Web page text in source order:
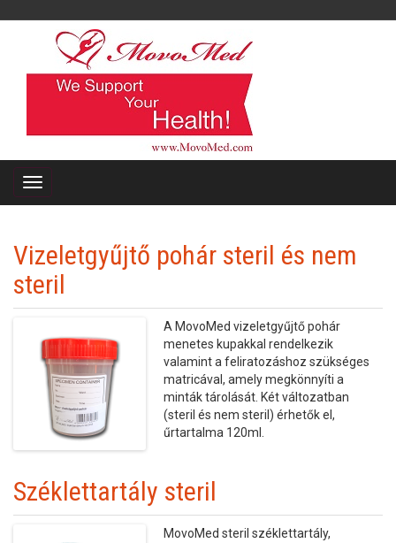
Vizeletgyűjtő pohár steril és nem
steril
A MovoMed vizeletgyűjtő pohár
menetes kupakkal rendelkezik
valamint a feliratozáshoz szükséges
matricával, amely megkönnyíti a
minták tárolását. Két változatban
(steril és nem steril) érhetők el,
űrtartalma 120ml.
Széklettartály steril
MovoMed steril széklettartály,